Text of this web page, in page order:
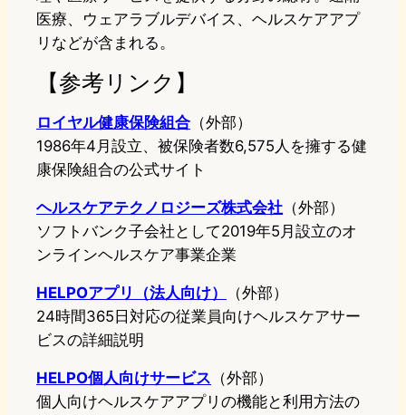
医療、ウェアラブルデバイス、ヘルスケアアプ
リなどが含まれる。
【参考リンク】
ロイヤル健康保険組合 （外部）
1986年4月設立、被保険者数6,575人を擁する健
康保険組合の公式サイト
ヘルスケアテクノロジーズ株式会社 （外部）
ソフトバンク子会社として2019年5月設立のオ
ンラインヘルスケア事業企業
HELPOアプリ（法人向け）
（外部）
24時間365日対応の従業員向けヘルスケアサー
ビスの詳細説明
HELPO個人向けサービス （外部）
個人向けヘルスケアアプリの機能と利用方法の